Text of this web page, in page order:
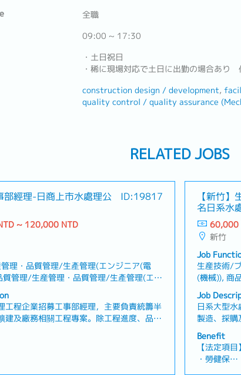
全職
09:00 ~ 17:30
・土日祝日
・稀に現場対応で土日に出勤の場合あり
construction design / development
quality control / quality assurance
RELATED JOBS
部經理-日商上市水處理公
ID:19817
~ 120,000 NTD
理・品質管理/生產管理(エンジニア(電
管理/生産管理・品質管理/生產管理(エン
設備建築/建設管理・設備建築/建設管理, 製
/購買/物流・產品管理/供應商/採購/物流
工程企業招募工事部經理，主要負責統籌半
建及廠務相關工程專案。除工程進度、品
管理外，亦需負責10人以上團隊之管理與
作內容】・負責半導體廠新建、擴建及廠務
執行與管理・統籌建廠專案之工程進度、品
管理・制定專案時程並進行整體進度控管・
【新竹
名日系水
60,000
新竹
Job
生産技術/
(機械)), 商
築/建設管
Job
日系大型水
製造、採購
容】・負責
管理・確認
調材料、
題，確認
Benefit
【法定項目】
・勞健保